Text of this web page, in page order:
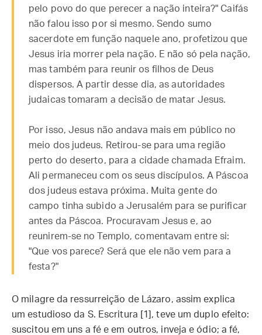
pelo povo do que perecer a nação inteira?" Caifás
não falou isso por si mesmo. Sendo sumo
sacerdote em função naquele ano, profetizou que
Jesus iria morrer pela nação. E não só pela nação,
mas também para reunir os filhos de Deus
dispersos. A partir desse dia, as autoridades
judaicas tomaram a decisão de matar Jesus.
Por isso, Jesus não andava mais em público no
meio dos judeus. Retirou-se para uma região
perto do deserto, para a cidade chamada Efraim.
Ali permaneceu com os seus discípulos. A Páscoa
dos judeus estava próxima. Muita gente do
campo tinha subido a Jerusalém para se purificar
antes da Páscoa. Procuravam Jesus e, ao
reunirem-se no Templo, comentavam entre si:
"Que vos parece? Será que ele não vem para a
festa?"
O milagre da ressurreição de Lázaro, assim explica
um estudioso da S. Escritura [1], teve um duplo efeito:
suscitou em uns a fé e em outros, inveja e ódio; a fé,